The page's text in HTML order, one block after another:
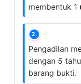
membentuk 1
2.
Pengadilan
dengan 5
barang bukti.